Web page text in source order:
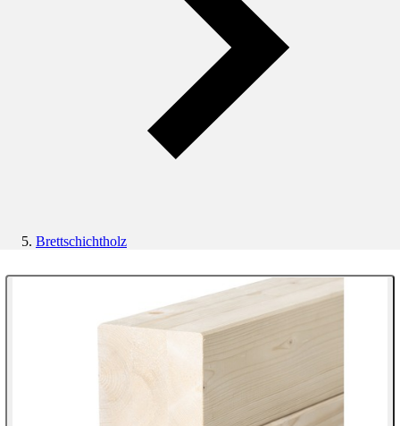
Brettschichtholz